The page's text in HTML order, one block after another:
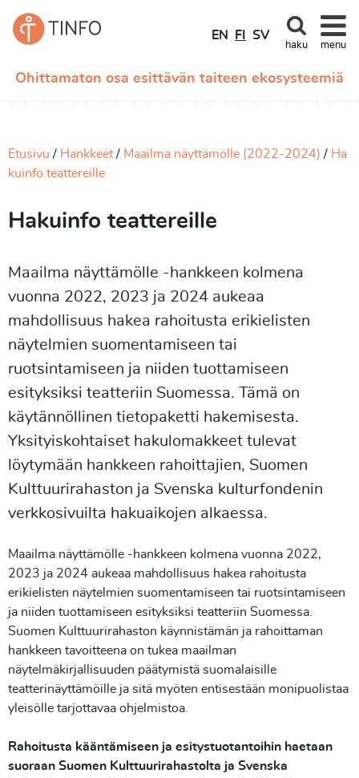
Ohittamaton osa esittävän taiteen ekosysteemiä
EN FI SV
haku menu
Etusivu Hankkeet Maailma näyttämölle (2022-2024)
Ha
kuinfo teattereille
Hakuinfo teattereille
Maailma näyttämölle -hankkeen kolmena
vuonna 2022, 2023 ja 2024 aukeaa
mahdollisuus hakea rahoitusta erikielisten
näytelmien suomentamiseen tai
ruotsintamiseen ja niiden tuottamiseen
esityksiksi teatteriin Suomessa. Tämä on
käytännöllinen tietopaketti hakemisesta.
Yksityiskohtaiset hakulomakkeet tulevat
löytymään hankkeen rahoittajien, Suomen
Kulttuurirahaston ja Svenska kulturfondenin
verkkosivuilta hakuaikojen alkaessa.
Maailma näyttämölle -hankkeen kolmena vuonna 2022,
2023 ja 2024 aukeaa mahdollisuus hakea rahoitusta
erikielisten näytelmien suomentamiseen tai ruotsintamiseen
ja niiden tuottamiseen esityksiksi teatteriin Suomessa.
Suomen Kulttuurirahaston käynnistämän ja rahoittaman
hankkeen tavoitteena on tukea maailman
näytelmäkirjallisuuden päätymistä suomalaisille
teatterinäyttämöille ja sitä myöten entisestään monipuolistaa
yleisölle tarjottavaa ohjelmistoa.
Rahoitusta kääntämiseen ja esitystuotantoihin haetaan
suoraan Suomen Kulttuurirahastolta ja Svenska